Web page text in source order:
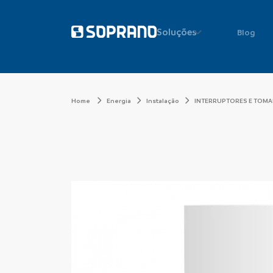
Soluções Blog
Home Energia Instalação INTERRUPTORES E